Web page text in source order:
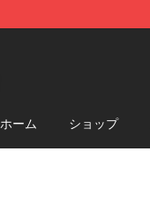
ホーム ショップ